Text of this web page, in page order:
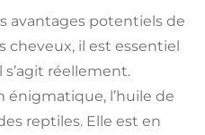
avantages potentiels de
cheveux, il est essentiel
réellement.
énigmatique, l’huile de
reptiles. Elle est en